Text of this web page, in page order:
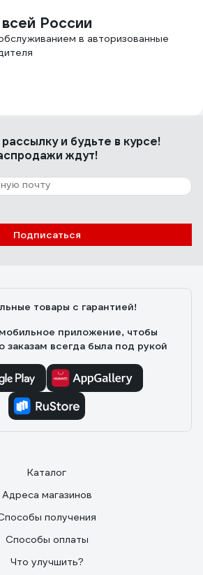
России
в авторизованные
рассылкуи будьте в курсе!
ждут!
Подписаться
товары с гарантией!
приложение, чтобы
заказам всегда была под рукой
Каталог
Адреса магазинов
получения
Способы оплаты
Что улучшить?